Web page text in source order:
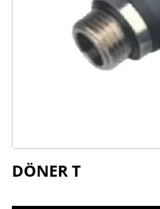
DÖNER T